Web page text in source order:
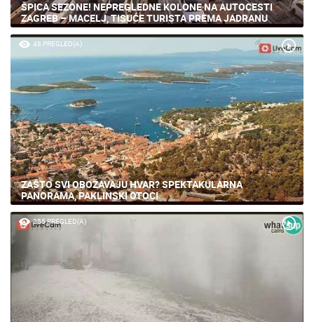
ŠPICA SEZONE! NEPREGLEDNE KOLONE NA AUTOCESTI
ZAGREB – MACELJ, TISUĆE TURISTA PREMA JADRANU
48 PREGLED(A)
ZAŠTO SVI OBOŽAVAJU HVAR? SPEKTAKULARNA
PANORAMA, PAKLINSKI OTOCI